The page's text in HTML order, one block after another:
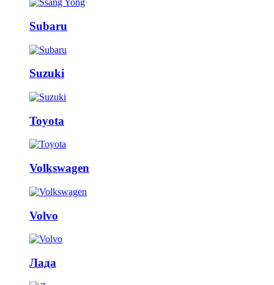
Subaru
Suzuki
Toyota
Volkswagen
Volvo
Лада